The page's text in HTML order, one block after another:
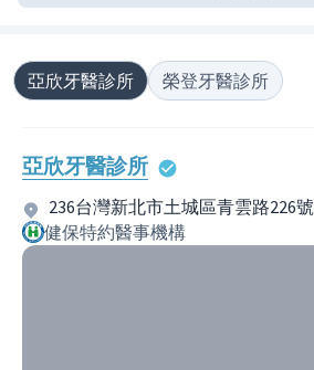
亞欣牙醫診所 榮登牙醫診所
亞欣牙醫診所
236台灣新北市土城區青雲路226
健保特約醫事機構